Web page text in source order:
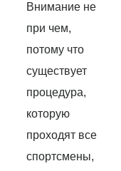
Внимание не
при чем,
потому что
существует
процедура,
которую
проходят все
спортсмены,